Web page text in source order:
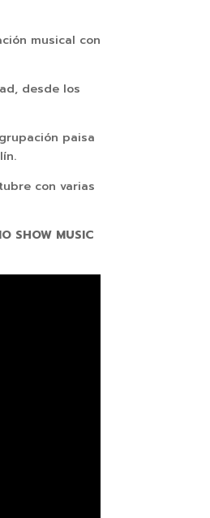
musical con
desde los
paisa
con varias
SHOW MUSIC